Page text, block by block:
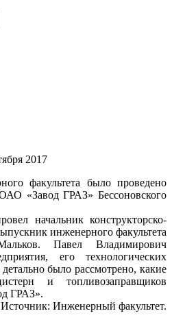
2017
факультета было проведено
«Завод ГРАЗ» Бессоновского
начальник конструкторско-
инженерного факультета
Павел Владимирович
его технологических
было рассмотрено, какие
и топливозаправщиков
ГРАЗ».
Источник: Инженерный факультет.